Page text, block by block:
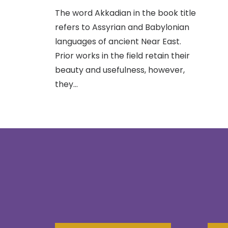
The word Akkadian in the book title
refers to Assyrian and Babylonian
languages of ancient Near East.
Prior works in the field retain their
beauty and usefulness, however,
they…